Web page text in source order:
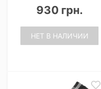
930 грн.
НЕТ В НАЛИЧИИ